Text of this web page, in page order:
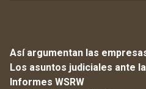
Así argumentan las
Los asuntos judiciales ante la
Informes WSRW